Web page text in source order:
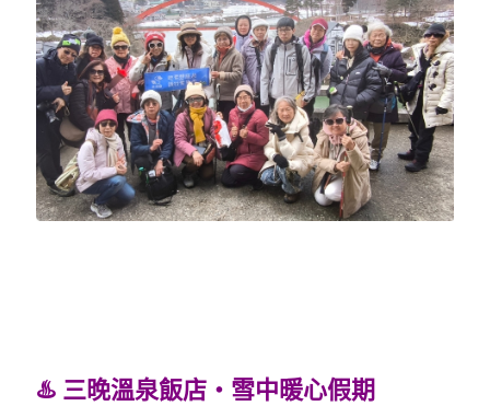
♨️ 三晚溫泉飯店・雪中暖心假期